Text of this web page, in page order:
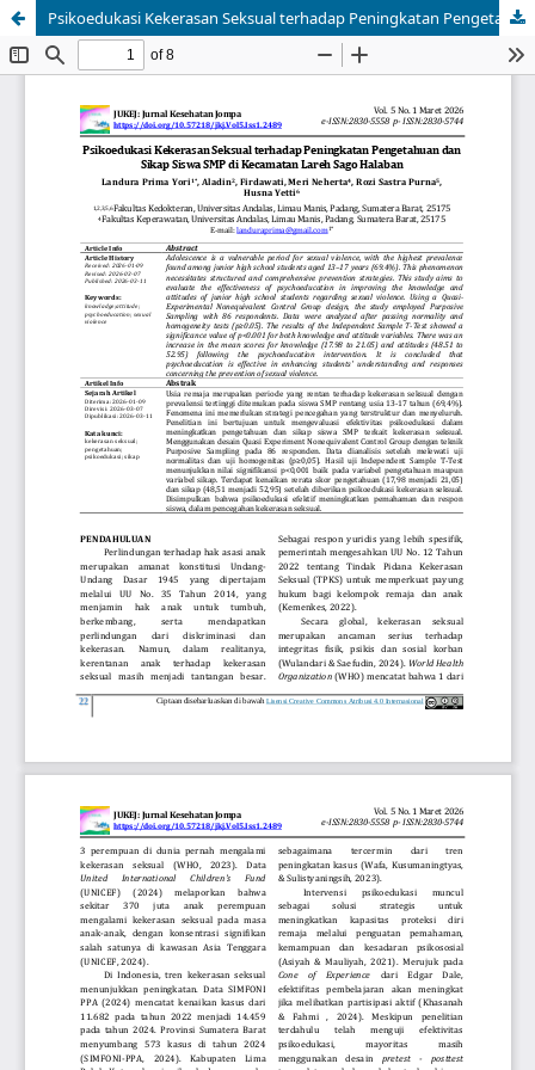
Psikoedukasi Kekerasan Seksual terhadap Peningkatan Pengetahuan dan Sikap Siswa SMP di Kecamatan Lareh Sago Halaban